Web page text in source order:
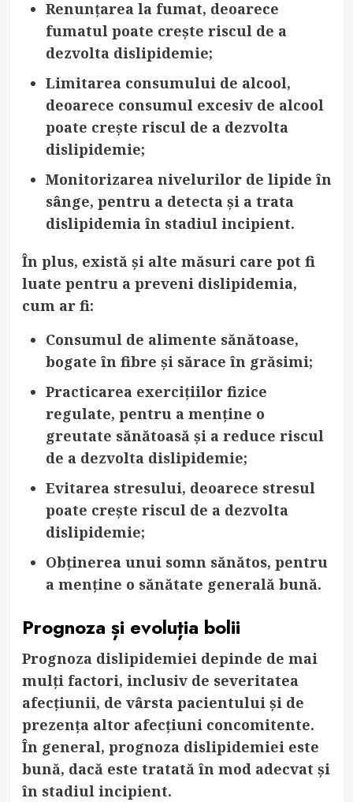
Renunțarea la fumat, deoarece
fumatul poate crește riscul de a
dezvolta dislipidemie;
Limitarea consumului de alcool,
deoarece consumul excesiv de alcool
poate crește riscul de a dezvolta
dislipidemie;
Monitorizarea nivelurilor de lipide în
sânge, pentru a detecta și a trata
dislipidemia în stadiul incipient.
În plus, există și alte măsuri care pot fi
luate pentru a preveni dislipidemia,
cum ar fi:
Consumul de alimente sănătoase,
bogate în fibre și sărace în grăsimi;
Practicarea exercițiilor fizice
regulate, pentru a menține o
greutate sănătoasă și a reduce riscul
de a dezvolta dislipidemie;
Evitarea stresului, deoarece stresul
poate crește riscul de a dezvolta
dislipidemie;
Obținerea unui somn sănătos, pentru
a menține o sănătate generală bună.
Prognoza și evoluția bolii
Prognoza dislipidemiei depinde de mai
mulți factori, inclusiv de severitatea
afecțiunii, de vârsta pacientului și de
prezența altor afecțiuni concomitente.
În general, prognoza dislipidemiei este
bună, dacă este tratată în mod adecvat și
în stadiul incipient.